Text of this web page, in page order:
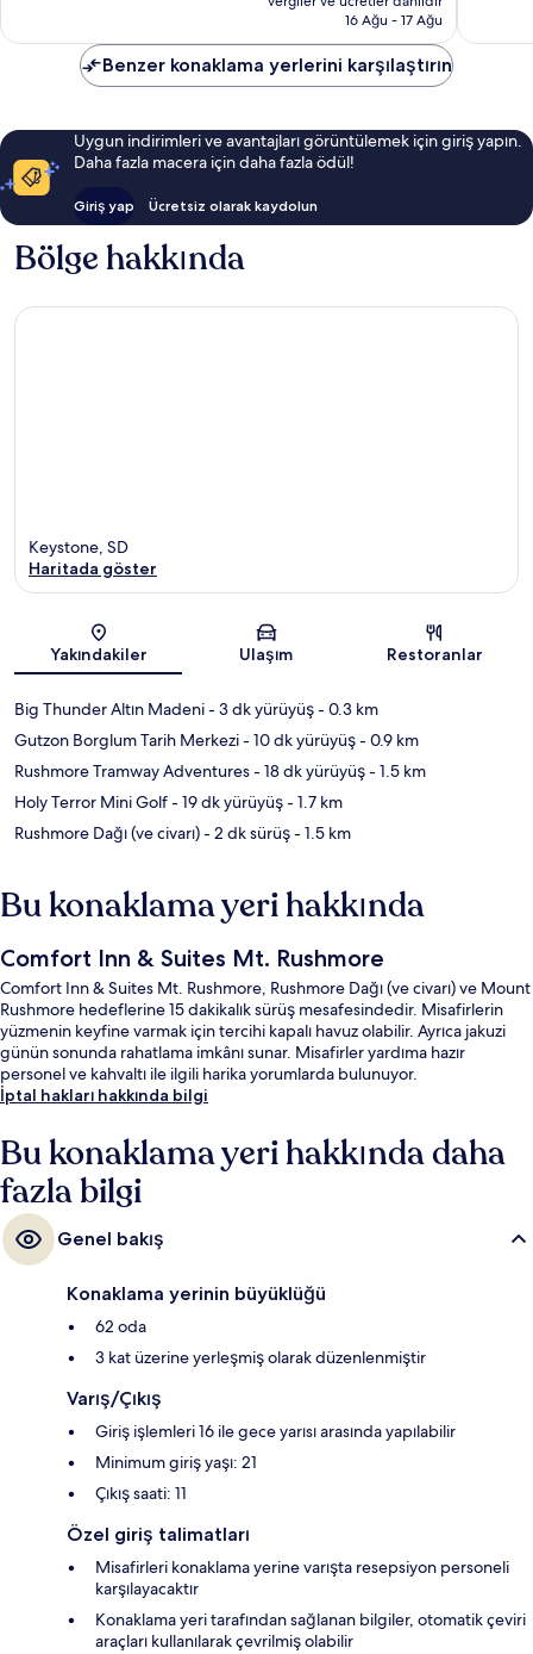
5.351 TL
16 Ağu - 17 Ağu
Benzer konaklama yerlerini karşılaştırın
Uygun indirimleri ve avantajları görüntülemek için giriş yapın.
Daha fazla macera için daha fazla ödül!
Giriş yap Ücretsiz olarak kaydolun
Bölge hakkında
Harita
Keystone, SD
Haritada göster
Yakındakiler Ulaşım Restoranlar
Big Thunder Altın Madeni- 3 dk yürüyüş- 0.3 km
Gutzon Borglum Tarih Merkezi- 10 dk yürüyüş- 0.9 km
Rushmore Tramway Adventures- 18 dk yürüyüş- 1.5 km
Holy Terror Mini Golf- 19 dk yürüyüş- 1.7 km
Rushmore Dağı (ve civarı)- 2 dk sürüş- 1.5 km
Bu konaklama yeri hakkında
Comfort Inn & Suites Mt. Rushmore
Comfort Inn & Suites Mt. Rushmore, Rushmore Dağı (ve civarı) ve Mount
Rushmore hedeflerine 15 dakikalık sürüş mesafesindedir. Misafirlerin
yüzmenin keyfine varmak için tercihi kapalı havuz olabilir. Ayrıca jakuzi
günün sonunda rahatlama imkânı sunar. Misafirler yardıma hazır
personel ve kahvaltı ile ilgili harika yorumlarda bulunuyor.
İptal hakları hakkında bilgi
Bu konaklama yeri hakkında daha
fazla bilgi
Genel bakış
Konaklama yerinin büyüklüğü
62 oda
3 kat üzerine yerleşmiş olarak düzenlenmiştir
Varış/Çıkış
Giriş işlemleri 16 ile gece yarısı arasında yapılabilir
Minimum giriş yaşı: 21
Çıkış saati: 11
Özel giriş talimatları
Misafirleri konaklama yerine varışta resepsiyon personeli
karşılayacaktır
Konaklama yeri tarafından sağlanan bilgiler, otomatik çeviri
araçları kullanılarak çevrilmiş olabilir